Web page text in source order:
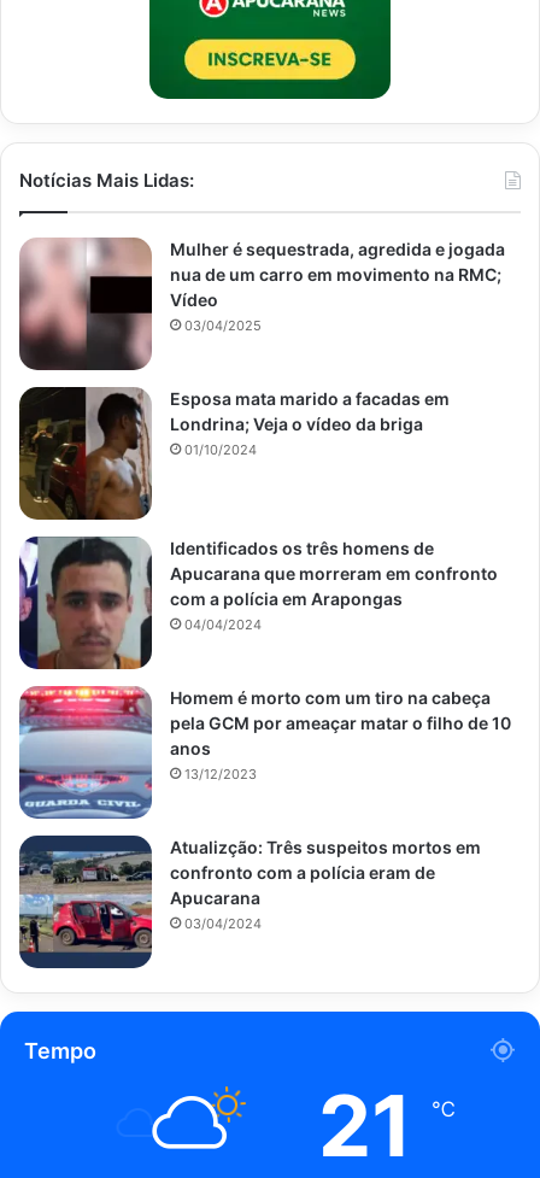
Notícias Mais Lidas:
Mulher é sequestrada, agredida e jogada
nua de um carro em movimento na RMC;
Vídeo
03/04/2025
Esposa mata marido a facadas em
Londrina; Veja o vídeo da briga
01/10/2024
Identificados os três homens de
Apucarana que morreram em confronto
com a polícia em Arapongas
04/04/2024
Homem é morto com um tiro na cabeça
pela GCM por ameaçar matar o filho de 10
anos
13/12/2023
Atualizção: Três suspeitos mortos em
confronto com a polícia eram de
Apucarana
03/04/2024
Tempo
21 ℃